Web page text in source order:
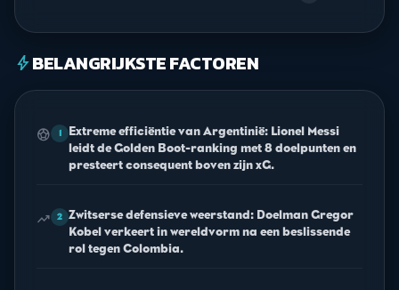
boltBELANGRIJKSTE FACTOREN
sports_soccer 1
Extreme efficiëntie van Argentinië: Lionel Messi
leidt de Golden Boot-ranking met 8 doelpunten en
presteert consequent boven zijn xG.
trending_up 2
Zwitserse defensieve weerstand: Doelman Gregor
Kobel verkeert in wereldvorm na een beslissende
rol tegen Colombia.